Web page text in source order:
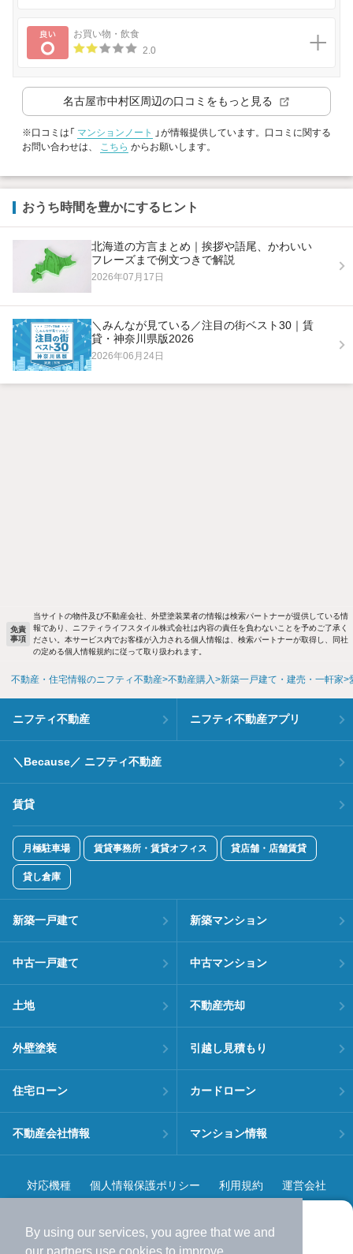
By using our services, you agree that we and
より使いやすくなった
良い
お買い物・飲食
2.0
名古屋市中村区周辺の口コミをもっと見る
※口コミは「 マンションノート
」が情報提供しています。口コミに関する
お問い合わせは、 こちら からお願いします。
おうち時間を豊かにするヒント
北海道の方言まとめ｜挨拶や語尾、かわいい
フレーズまで例文つきで解説
2026年07月17日
＼みんなが見ている／注目の街ベスト30｜賃
貸・神奈川県版2026
2026年06月24日
免責
事項
当サイトの物件及び不動産会社、外壁塗装業者の情報は検索パートナーが提供している情
報であり、ニフティライフスタイル株式会社は内容の責任を負わないことを予めご了承く
ださい。本サービス内でお客様が入力される個人情報は、検索パートナーが取得し、同社
の定める個人情報規約に従って取り扱われます。
不動産・住宅情報のニフティ不動産 不動産購入 新築一戸建て・建売・一軒家
ニフティ不動産 ニフティ不動産アプリ
＼Because／ ニフティ不動産
賃貸
月極駐車場 賃貸事務所・賃貸オフィス 貸店舗・店舗賃貸
貸し倉庫
新築一戸建て 新築マンション
中古一戸建て 中古マンション
土地 不動産売却
外壁塗装 引越し見積もり
住宅ローン カードローン
不動産会社情報 マンション情報
対応機種 個人情報保護ポリシー 利用規約 運営会社